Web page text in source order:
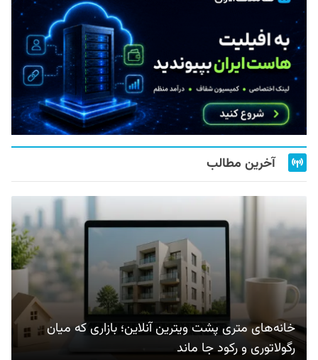
آخرین مطالب
خانه‌های متری پشت ویترین آنلاین؛ بازاری که میان
رگولاتوری و رکود جا ماند